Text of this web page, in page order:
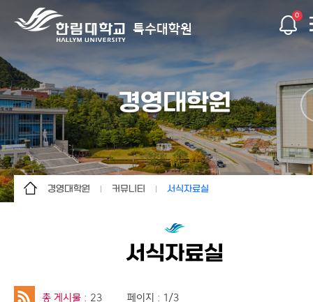
특수대학원
0
경영대학원
경영대학원 커뮤니티
학사안내
서식자료실
행사/동정
서식자료실
총 게시물 : 23 페이지 : 1/3